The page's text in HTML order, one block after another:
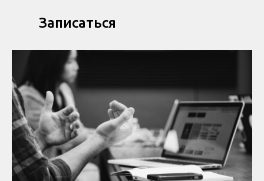
Записаться